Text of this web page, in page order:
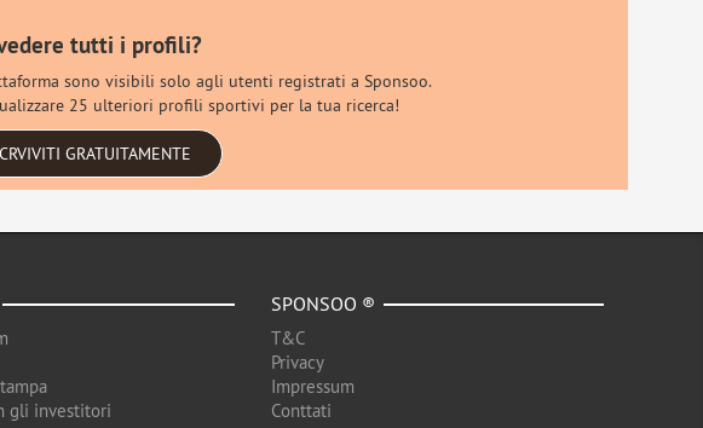
tutti i profili?
sono visibili solo agli utenti registrati a Sponsoo.
25 ulteriori profili sportivi per la tua ricerca!
GRATUITAMENTE
gli investitori
SPONSOO ®
T&C
Privacy
Impressum
Conttati